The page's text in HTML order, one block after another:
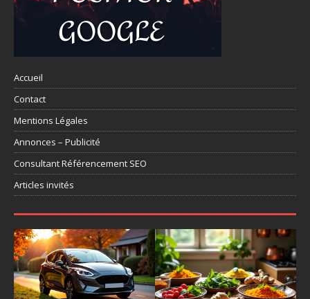
Accueil
Contact
Mentions Légales
Annonces – Publicité
Consultant Référencement SEO
Articles invités